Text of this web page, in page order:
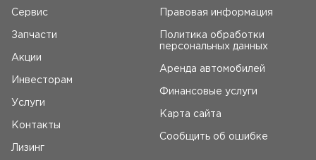
Сервис
Запчасти
Акции
Инвесторам
Услуги
Контакты
Лизинг
Правовая информация
Политика обработки
персональных данных
Аренда автомобилей
Финансовые услуги
Карта сайта
Сообщить об ошибке